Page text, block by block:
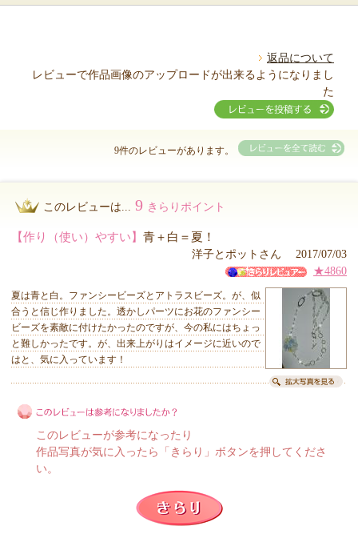
返品について
レビューで作品画像のアップロードが出来るようになりまし
た
9件のレビューがあります。
このレビューは... 9 きらりポイント
【作り（使い）やすい】 青＋白＝夏！
洋子とポットさん 2017/07/03
★4860
夏は青と白。ファンシービーズとアトラスビーズ。が、似
合うと信じ作りました。透かしパーツにお花のファンシー
ビーズを素敵に付けたかったのですが、今の私にはちょっ
と難しかったです。が、出来上がりはイメージに近いので
はと、気に入っています！
このレビューは参考になりましたか？
このレビューが参考になったり
作品写真が気に入ったら「きらり」ボタンを押してくださ
い。